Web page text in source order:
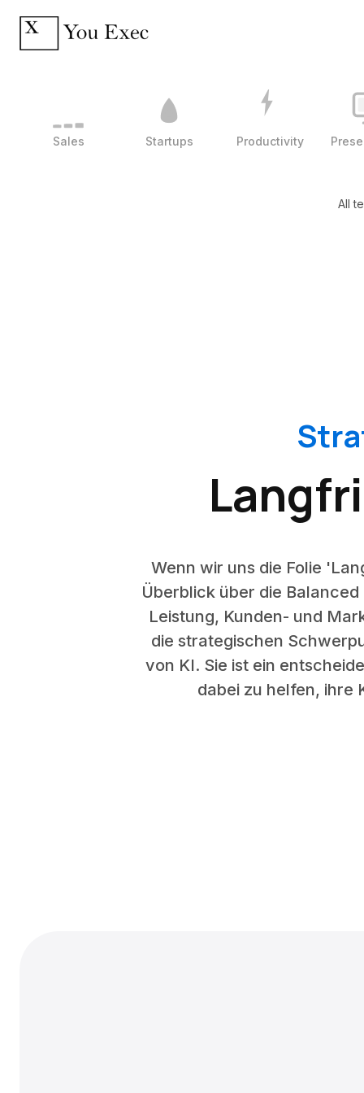
Sales Startups Productivity
All
Wenn wir uns die Folie
Überblick über die
Leistung, Kunden- und
die strategischen
von KI. Sie ist ein
dabei zu helfen, ihre